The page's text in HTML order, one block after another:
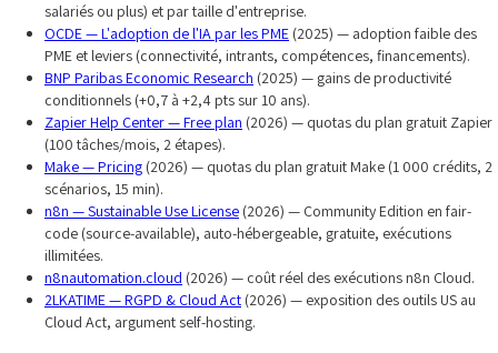
salariés ou plus) et par taille d'entreprise.
OCDE — L'adoption de l'IA par les PME (2025) — adoption faible des
PME et leviers (connectivité, intrants, compétences, financements).
BNP Paribas Economic Research (2025) — gains de productivité
conditionnels (+0,7 à +2,4 pts sur 10 ans).
Zapier Help Center — Free plan (2026) — quotas du plan gratuit Zapier
(100 tâches/mois, 2 étapes).
Make — Pricing (2026) — quotas du plan gratuit Make (1 000 crédits, 2
scénarios, 15 min).
n8n — Sustainable Use License (2026) — Community Edition en fair-
code (source-available), auto-hébergeable, gratuite, exécutions
illimitées.
n8nautomation.cloud (2026) — coût réel des exécutions n8n Cloud.
2LKATIME — RGPD & Cloud Act (2026) — exposition des outils US au
Cloud Act, argument self-hosting.